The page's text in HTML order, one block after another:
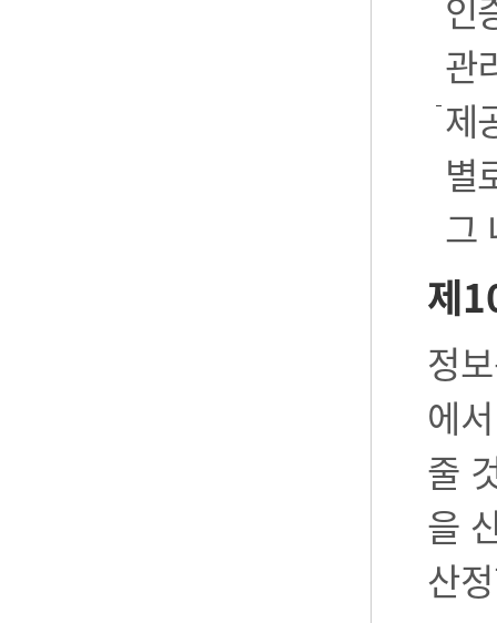
인
관
제
별
그
제
정
에
줄
을
산